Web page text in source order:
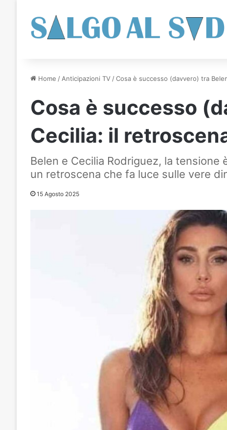
Home / Anticipazioni TV /Cosa è successo (davvero) tra
Cosa è successo
Cecilia: il
Belen e Cecilia Rodriguez, la
un retroscena che fa luce sulle vere
15 Agosto 2025